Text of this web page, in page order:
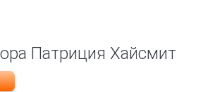
Патриция Хайсмит